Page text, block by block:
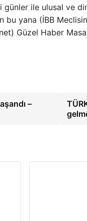
günler ile ulusal ve
bu yana (İBB
Güzel Haber
–